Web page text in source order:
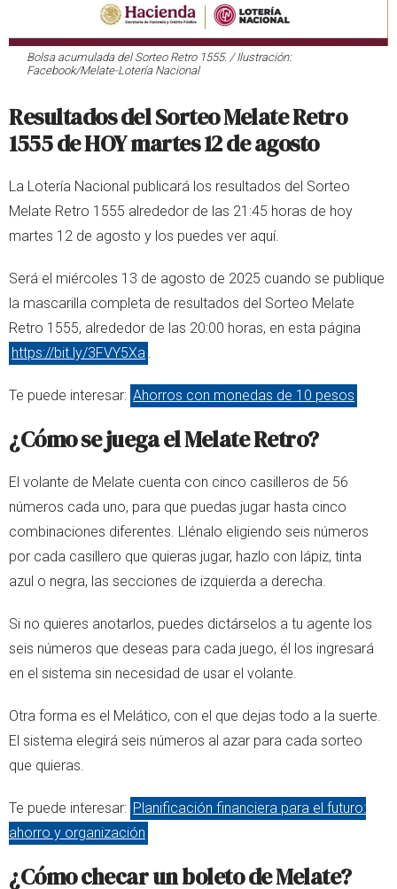
Bolsa acumulada del Sorteo Retro 1555. / Ilustración:
Facebook/Melate-Lotería Nacional
Resultados del Sorteo Melate Retro
1555 de HOY martes 12 de agosto
La Lotería Nacional publicará los resultados del Sorteo
Melate Retro 1555 alrededor de las 21:45 horas de hoy
martes 12 de agosto y los puedes ver aquí.
Será el miércoles 13 de agosto de 2025 cuando se publique
la mascarilla completa de resultados del Sorteo Melate
Retro 1555, alrededor de las 20:00 horas, en esta página
https://bit.ly/3FVY5Xa .
Te puede interesar: Ahorros con monedas de 10 pesos
¿Cómo se juega el Melate Retro?
El volante de Melate cuenta con cinco casilleros de 56
números cada uno, para que puedas jugar hasta cinco
combinaciones diferentes. Llénalo eligiendo seis números
por cada casillero que quieras jugar, hazlo con lápiz, tinta
azul o negra, las secciones de izquierda a derecha.
Si no quieres anotarlos, puedes dictárselos a tu agente los
seis números que deseas para cada juego, él los ingresará
en el sistema sin necesidad de usar el volante.
Otra forma es el Melático, con el que dejas todo a la suerte.
El sistema elegirá seis números al azar para cada sorteo
que quieras.
Te puede interesar: Planificación financiera para el futuro:
ahorro y organización
¿Cómo checar un boleto de Melate?